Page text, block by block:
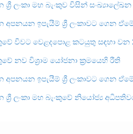
ශ්‍රී ලංකා මහ බැංකුව විසින්
අපනයන ඉපැයීම් ශ්‍රී ලංකාවට ගෙන
විවට වෙළදපොළ කටයුතු සඳහා වන
නව විශ්‍රාම යෝජනා ක්‍රමයෙහි රීති
අපනයන ඉපැයීම් ශ්‍රී ලංකාවට ගෙන
ශ්‍රී ලංකා මහ බැංකුවේ නියෝජ්‍ය